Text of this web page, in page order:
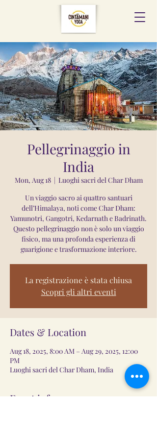
Pellegrinaggio in
India
Mon, Aug 18
  |
Luoghi sacri del Char Dham
Un viaggio sacro ai quattro santuari
dell’Himalaya, noti come Char Dham:
Yamunotri, Gangotri, Kedarnath e Badrinath.
Questo pellegrinaggio non è solo un viaggio
fisico, ma una profonda esperienza di
guarigione e trasformazione interiore.
La registrazione è stata chiusa
Scopri gli altri eventi
Dates & Location
Aug 18, 2025, 8:00 AM – Aug 29, 2025, 12:00
PM
Luoghi sacri del Char Dham, India
Event info